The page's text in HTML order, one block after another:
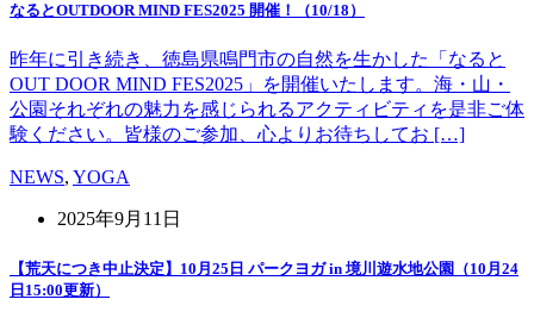
なるとOUTDOOR MIND FES2025 開催！（10/18）
昨年に引き続き、徳島県鳴門市の自然を生かした「なると
OUT DOOR MIND FES2025」を開催いたします。海・山・
公園それぞれの魅力を感じられるアクティビティを是非ご体
験ください。皆様のご参加、心よりお待ちしてお […]
NEWS, YOGA
2025年9月11日
【荒天につき中止決定】10月25日 パークヨガ in 境川遊水地公園（10月24
日15:00更新）